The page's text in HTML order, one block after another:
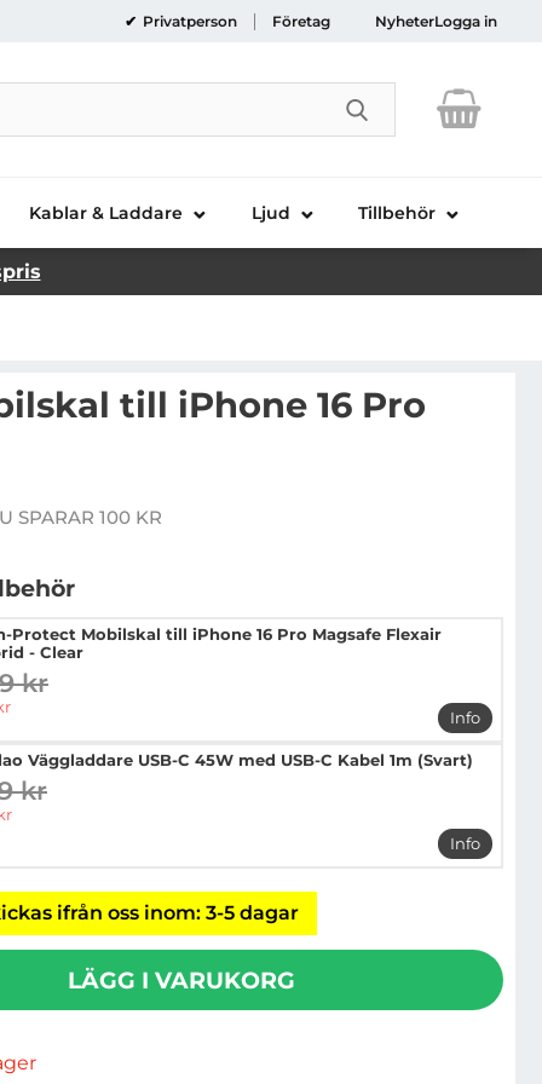
Privatperson Företag NyheterLogga in
Genomför
Kablar & Laddare Ljud Tillbehör
till iPhone 16 Pro
pris
SPARAR 100 KR
Protect Mobilskal till iPhone 16 Pro Magsafe Flexair
- Clear
pris
kr
Info
mer info
Väggladdare USB-C 45W med USB-C Kabel 1m (Svart)
pris
kr
Info
mer info
ifrån oss inom: 3-5 dagar
LÄGG I VARUKORG